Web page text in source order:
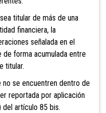
titular de más de una
financiera, la
señalada en el
forma acumulada entre
titular.
se encuentren dentro de
reportada por aplicación
artículo 85 bis.